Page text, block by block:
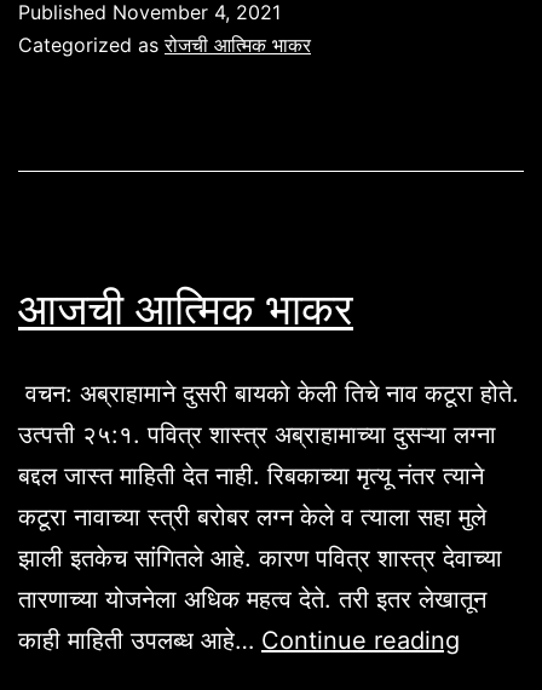
Published November 4, 2021
Categorized asरोजची आत्मिक भाकर
आजची आत्मिक भाकर
वचन: अब्राहामाने दुसरी बायको केली तिचे नाव कटूरा होते.
उत्पत्ती २५:१. पवित्र शास्त्र अब्राहामाच्या दुसऱ्या लग्ना
बद्दल जास्त माहिती देत नाही. रिबकाच्या मृत्यू नंतर त्याने
कटूरा नावाच्या स्त्री बरोबर लग्न केले व त्याला सहा मुले
झाली इतकेच सांगितले आहे. कारण पवित्र शास्त्र देवाच्या
तारणाच्या योजनेला अधिक महत्व देते. तरी इतर लेखातून
काही माहिती उपलब्ध आहे… Continue reading